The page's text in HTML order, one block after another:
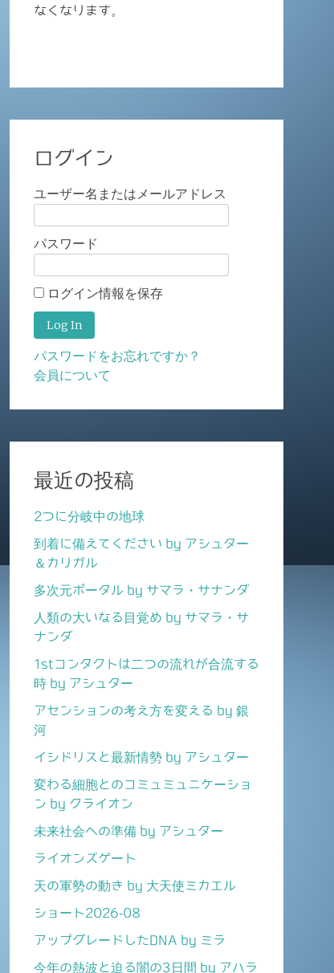
なくなります。
ログイン
ユーザー名またはメールアドレス
パスワード
ログイン情報を保存
パスワードをお忘れですか？
会員について
最近の投稿
2つに分岐中の地球
到着に備えてください by アシュター
＆カリガル
多次元ポータル by サマラ・サナンダ
人類の大いなる目覚め by サマラ・サ
ナンダ
1stコンタクトは二つの流れが合流する
時 by アシュター
アセンションの考え方を変える by 銀
河
イシドリスと最新情勢 by アシュター
変わる細胞とのコミュミュニケーショ
ン by クライオン
未来社会への準備 by アシュター
ライオンズゲート
天の軍勢の動き by 大天使ミカエル
ショート2026-08
アップグレードしたDNA by ミラ
今年の熱波と迫る闇の3日間 by アハラ